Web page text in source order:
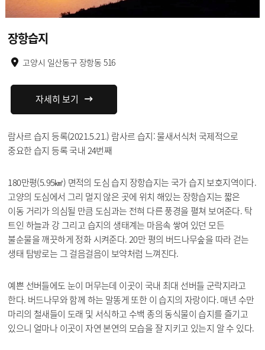
장항습지
고양시 일산동구 장항동 516
자세히 보기
람사르 습지 등록(2021.5.21.) 람사르 습지: 물새서식처 국제적으로
중요한 습지 등록 국내 24번째
180만평(5.95㎢) 면적의 도심 습지 장항습지는 국가 습지 보호지역이다.
고양의 도심에서 그리 멀지 않은 곳에 위치 해있는 장항습지는 짧은
이동 거리가 의심될 만큼 도심과는 전혀 다른 풍경을 펼쳐 보여준다. 탁
트인 하늘과 강 그리고 습지의 생태계는 마음속 쌓여 있던 모든
불순물을 깨끗하게 정화 시켜준다. 20만 평의 버드나무숲을 따라 걷는
생태 탐방로는 그 걸음걸음이 보약처럼 느껴진다.
예쁜 선버들에도 눈이 머무는데 이곳이 국내 최대 선버들 군락지라고
한다. 버드나무와 함께 하는 말똥게 또한 이 습지의 자랑이다. 매년 수만
마리의 철새들이 도래 및 서식하고 수백 종의 동식물이 습지를 즐기고
있으니 얼마나 이곳이 자연 본연의 모습을 잘 지키고 있는지 알 수 있다.